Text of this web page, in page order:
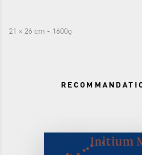
21 × 26 cm - 1600g